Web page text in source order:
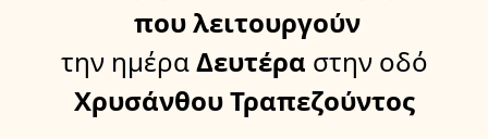
που λειτουργούν
την ημέραΔευτέρα στην οδό
Χρυσάνθου Τραπεζούντος